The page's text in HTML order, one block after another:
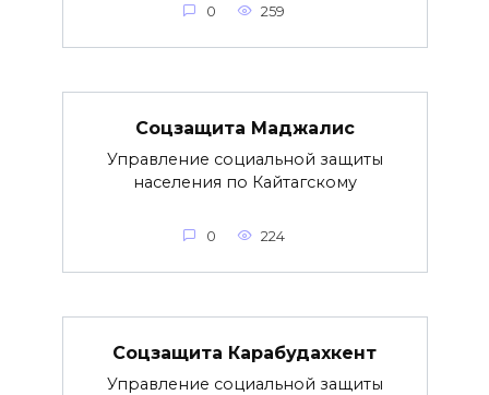
0 259
Соцзащита Маджалис
Управление социальной защиты
населения по Кайтагскому
0 224
Соцзащита Карабудахкент
Управление социальной защиты